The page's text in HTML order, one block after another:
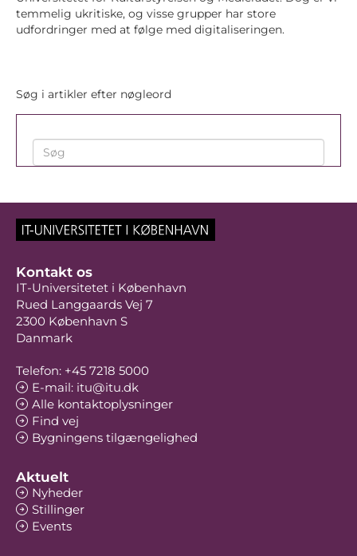
temmelig ukritiske, og visse grupper har store
udfordringer med at følge med digitaliseringen.
Søg i artikler efter nøgleord
Kontakt os
IT-Universitetet i København
Rued Langgaards Vej 7
2300 København S
Danmark
Telefon: +45 7218 5000
E-mail: itu@itu.dk
Alle kontaktoplysninger
Find vej
Bygningens tilgængelighed
Aktuelt
Nyheder
Stillinger
Events